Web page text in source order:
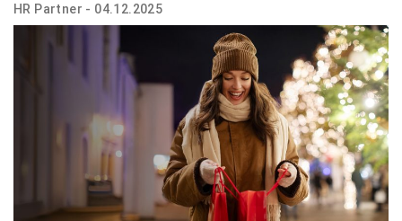
HR Partner - 04.12.2025